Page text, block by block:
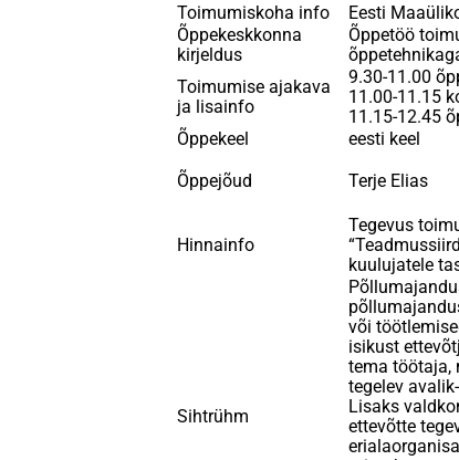
Toimumiskoha info
Eesti
Õppekeskkonna
kirjeldus
Õppetöö
Toimumise ajakava
ja lisainfo
9.30-11.00
11.00-11.15
11.15-12.45
Õppekeel
eesti keel
Õppejõud
Terje Elias
Hinnainfo
Tegevus
kuulujatele
Sihtrühm
või
isikust
tema töötaja,
tegelev
Lisaks
ettevõtte